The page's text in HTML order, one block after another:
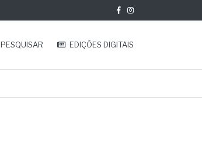
PESQUISAR EDIÇÕES DIGITAIS